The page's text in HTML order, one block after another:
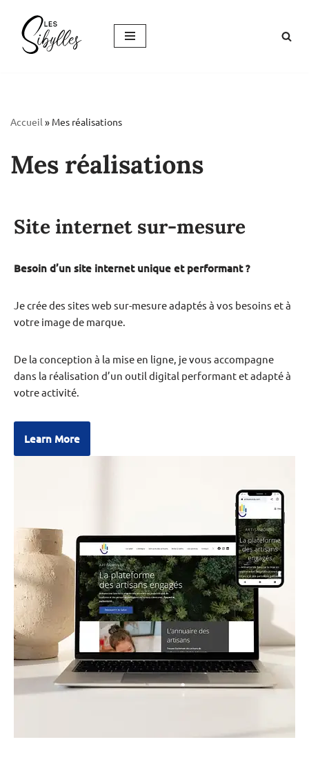
Aller
Accueil » Mes réalisations
Mes réalisations
Site internet sur-mesure
Besoin d’un site internet unique et performant ?
Je crée des sites web sur-mesure adaptés à vos besoins et à
votre image de marque.
De la conception à la mise en ligne, je vous accompagne
dans la réalisation d’un outil digital performant et adapté à
votre activité.
Learn More